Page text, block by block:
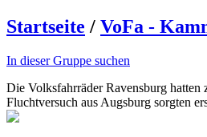
Startseite / VoFa -
In dieser Gruppe suchen
Die Volksfahrräder Ravensburg hatten
Fluchtversuch aus Augsburg sorgten